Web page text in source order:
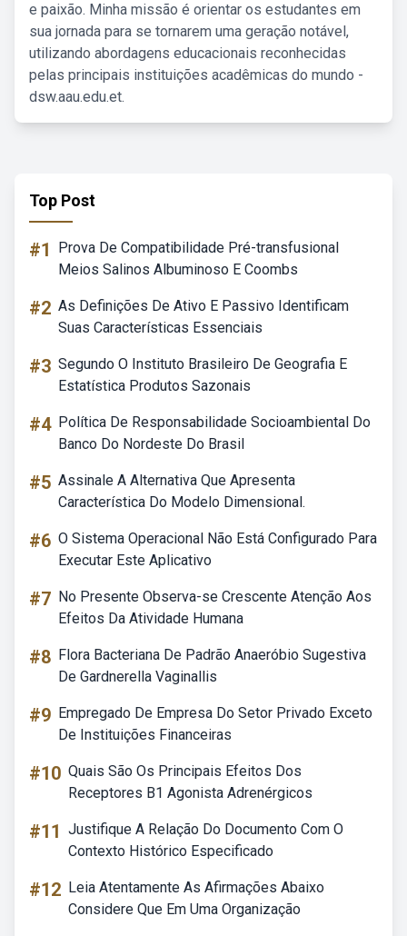
e paixão. Minha missão é orientar os estudantes em
sua jornada para se tornarem uma geração notável,
utilizando abordagens educacionais reconhecidas
pelas principais instituições acadêmicas do mundo -
dsw.aau.edu.et.
Top Post
#1
Prova De Compatibilidade Pré-transfusional
Meios Salinos Albuminoso E Coombs
#2 As Definições De Ativo E Passivo Identificam
Suas Características Essenciais
#3 Segundo O Instituto Brasileiro De Geografia E
Estatística Produtos Sazonais
#4 Política De Responsabilidade Socioambiental Do
Banco Do Nordeste Do Brasil
#5 Assinale A Alternativa Que Apresenta
Característica Do Modelo Dimensional.
#6 O Sistema Operacional Não Está Configurado Para
Executar Este Aplicativo
#7 No Presente Observa-se Crescente Atenção Aos
Efeitos Da Atividade Humana
#8 Flora Bacteriana De Padrão Anaeróbio Sugestiva
De Gardnerella Vaginallis
#9 Empregado De Empresa Do Setor Privado Exceto
De Instituições Financeiras
#10 Quais São Os Principais Efeitos Dos
Receptores B1 Agonista Adrenérgicos
#11 Justifique A Relação Do Documento Com O
Contexto Histórico Especificado
#12 Leia Atentamente As Afirmações Abaixo
Considere Que Em Uma Organização